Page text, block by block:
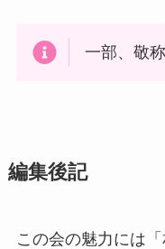
一部、敬
編集後記
この会の魅力には